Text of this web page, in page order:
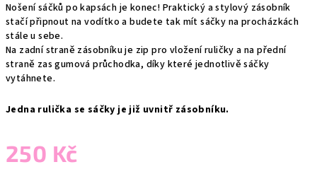
Nošení sáčků po kapsách je konec! Praktický a stylový zásobník
stačí připnout na vodítko a budete tak mít sáčky na procházkách
stále u sebe.
Na zadní straně zásobníku je zip pro vložení ruličky a na přední
straně zas gumová průchodka, díky které jednotlivě sáčky
vytáhnete.
Jedna rulička se sáčky je již uvnitř zásobníku.
250 Kč